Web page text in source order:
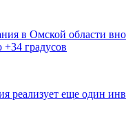
в Омской области
градусов
реализует еще один